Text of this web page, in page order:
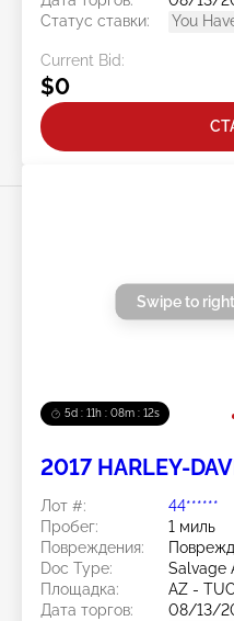
Статус ставки:
You
Current Bid:
$0
5d : 11h : 08m : 11s
Swipe to
2017 HARLEY-
Лот #:
44******
Пробег:
1 миль
Повреждения:
Doc Type:
Salvage
Площадка:
AZ -
Дата торгов:
08/13/